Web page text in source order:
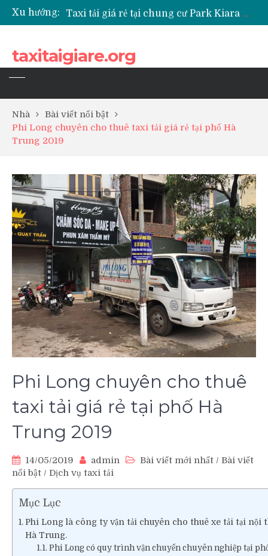
Xu hướng:
Taxi tải giá rẻ tại chung cư Park Kiara Hà Đông
Taxi tải giá rẻ tại chung cư Grande Park Phú Lãm
taxitaigiare.org
Nhà
Bài viết nổi bật
Phi Long chuyên cho thuê taxi tải giá rẻ tại phố Hà
Trung 2019
Phi Long chuyên cho thuê
taxi tải giá rẻ tại phố Hà
Trung 2019
14/05/2019 admin Bài viết mới nhất / Bài viết
nổi bật / Dịch vụ taxi tải
Mục Lục
Phi Long là công ty vận tải chuyên cho thuê xe tải tại nội
Hà Trung.
Phi Long có quy trình vận chuyển chuyên nghiệp tại